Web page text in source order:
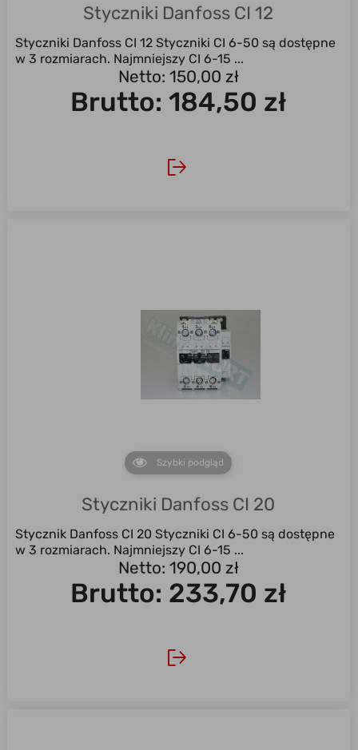
Styczniki Danfoss CI 12
Styczniki Danfoss CI 12 Styczniki CI 6-50 są dostępne
w 3 rozmiarach. Najmniejszy CI 6-15 ...
Netto: 150,00 zł
Brutto:184,50 zł
Szybki podgląd
Styczniki Danfoss CI 20
Stycznik Danfoss CI 20 Styczniki CI 6-50 są dostępne
w 3 rozmiarach. Najmniejszy CI 6-15 ...
Netto: 190,00 zł
Brutto: 233,70 zł